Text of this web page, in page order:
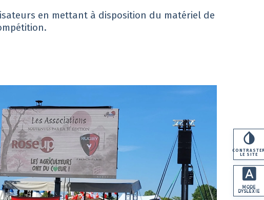
LE SITE
MODE
DYSLEXIE
en mettant à disposition du matériel de